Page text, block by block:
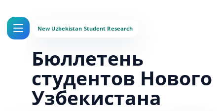
Бюллетень
студентов Нового
Узбекистана